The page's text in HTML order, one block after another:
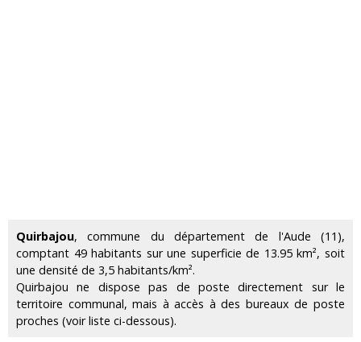
Quirbajou, commune du département de l'Aude (11),
comptant 49 habitants sur une superficie de 13.95 km², soit
une densité de 3,5 habitants/km².
Quirbajou ne dispose pas de poste directement sur le
territoire communal, mais à accès à des bureaux de poste
proches (voir liste ci-dessous).